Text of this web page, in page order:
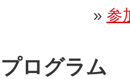
» 参
プログラム